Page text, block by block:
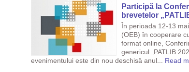
Participă la
brevetelor
În perioada 12-13
(OEB) în cooperare
format online,
genericul „PATLIB
evenimentului este din nou deschisă anul... Read